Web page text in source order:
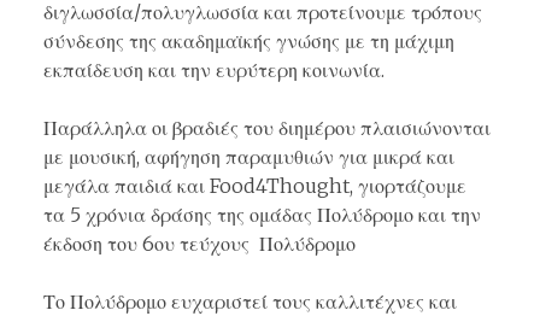
διγλωσσία/πολυγλωσσία και προτείνουμε τρόπους
σύνδεσης της ακαδημαϊκής γνώσης με τη μάχιμη
εκπαίδευση και την ευρύτερη κοινωνία.
Παράλληλα οι βραδιές του διημέρου πλαισιώνονται
με μουσική, αφήγηση παραμυθιών για μικρά και
μεγάλα παιδιά και Food4Thought, γιορτάζουμε
τα 5 χρόνια δράσης της ομάδας Πολύδρομο και την
έκδοση του 6ου τεύχους Πολύδρομο
Το Πολύδρομο ευχαριστεί τους καλλιτέχνες και